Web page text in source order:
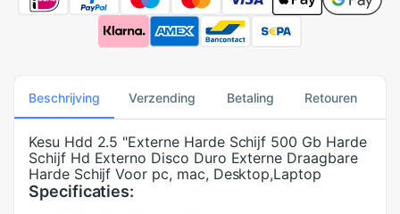
Beschrijving Verzending Betaling Retouren
Kesu Hdd 2.5 "Externe Harde Schijf 500 Gb Harde
Schijf Hd Externo Disco Duro Externe Draagbare
Harde Schijf Voor pc, mac, Desktop,Laptop
Specificaties: